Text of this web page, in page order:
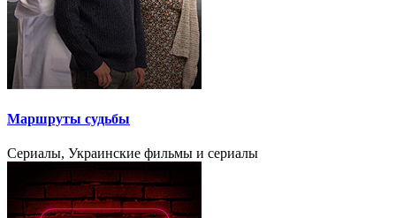
Маршруты судьбы
Сериалы, Украинские фильмы и сериалы